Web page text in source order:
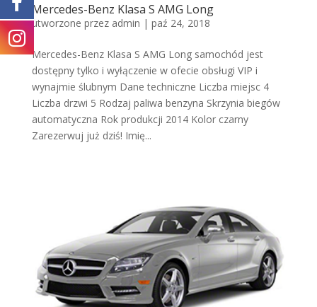
Mercedes-Benz Klasa S AMG Long
utworzone przez admin | paź 24, 2018
Mercedes-Benz Klasa S AMG Long samochód jest
dostępny tylko i wyłączenie w ofecie obsługi VIP i
wynajmie ślubnym Dane techniczne Liczba miejsc 4
Liczba drzwi 5 Rodzaj paliwa benzyna Skrzynia biegów
automatyczna Rok produkcji 2014 Kolor czarny
Zarezerwuj już dziś! Imię...